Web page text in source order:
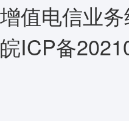
增值电信业务
皖ICP备